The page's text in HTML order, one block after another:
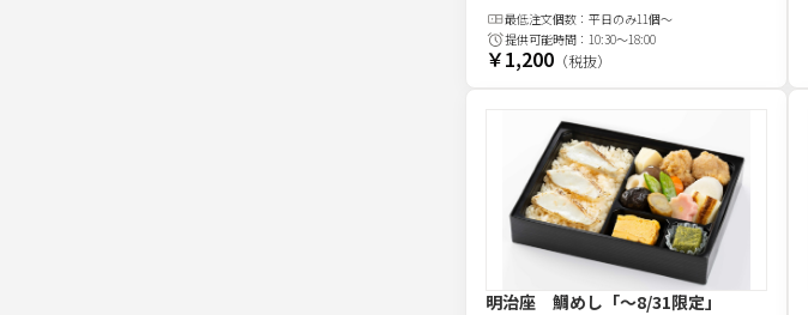
最低注文個数： 平日のみ11個～
提供可能時間： 10:30～18:00
￥1,200 （税抜）
明治座 鯛めし 「～8/31限定」